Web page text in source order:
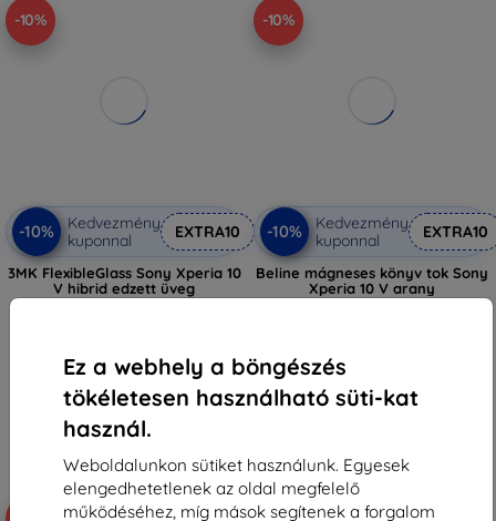
Ez a webhely a böngészés
tökéletesen használható süti-kat
használ.
Weboldalunkon sütiket használunk. Egyesek
elengedhetetlenek az oldal megfelelő
működéséhez, míg mások segítenek a forgalom
-10%
-10%
Kedvezmény
kuponnal
EXTRA10
3MK FlexibleGlass Sony Xperia 10
V hibrid edzett üveg
(5903108520553)
3 230 Ft
Utolsó darab raktáron
-10%
-10%
Kedvezmény
kuponnal
EXTRA10
Beline mágneses könyv tok Sony
Xperia 10 V arany
Raktáron > 5 darab